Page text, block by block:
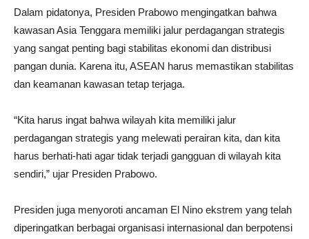
Dalam pidatonya, Presiden Prabowo mengingatkan bahwa
kawasan Asia Tenggara memiliki jalur perdagangan strategis
yang sangat penting bagi stabilitas ekonomi dan distribusi
pangan dunia. Karena itu, ASEAN harus memastikan stabilitas
dan keamanan kawasan tetap terjaga.
“Kita harus ingat bahwa wilayah kita memiliki jalur
perdagangan strategis yang melewati perairan kita, dan kita
harus berhati-hati agar tidak terjadi gangguan di wilayah kita
sendiri,” ujar Presiden Prabowo.
Presiden juga menyoroti ancaman El Nino ekstrem yang telah
diperingatkan berbagai organisasi internasional dan berpotensi